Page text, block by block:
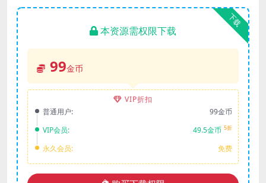
下载
本资源需权限下载
99金币
VIP折扣
普通用户:
99金币
VIP会员:
49.5金币 5折
永久会员: 免费